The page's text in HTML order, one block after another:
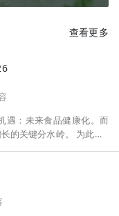
查看更多
分水岭。 为此，F
寻中国机遇、增长解法，
食同源”“低GI”“老龄营
判、品类创新、未来增长
供务实、前瞻的开年创新